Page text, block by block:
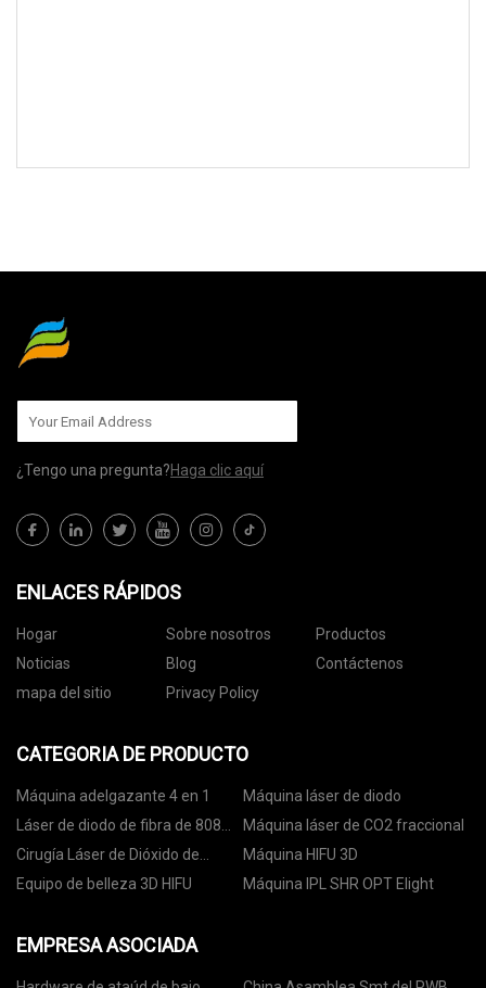
¿Tengo una pregunta?Haga clic aquí
ENLACES RÁPIDOS
Hogar Sobre nosotros
Productos
Noticias
Blog
Contáctenos
mapa del sitio
Privacy Policy
CATEGORIA DE PRODUCTO
Máquina adelgazante 4 en 1
Máquina láser de diodo
Láser de diodo de fibra de 808
nm
Máquina láser de CO2 fraccional
Cirugía Láser de Dióxido de
Carbono
Máquina HIFU 3D
Equipo de belleza 3D HIFU
Máquina IPL SHR OPT Elight
EMPRESA ASOCIADA